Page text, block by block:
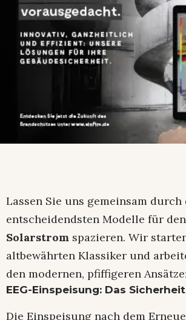
Lassen Sie uns gemeinsam
entscheidendsten Modelle für den
Solarstrom spazieren. Wir
altbewährten Klassiker und
den modernen, pfiffigeren
EEG-Einspeisung: Das
Die Einspeisung nach dem